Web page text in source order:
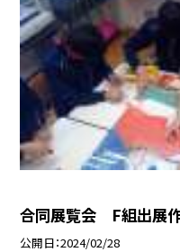
合同展覧会 F組出展
公開日 2024/02/28